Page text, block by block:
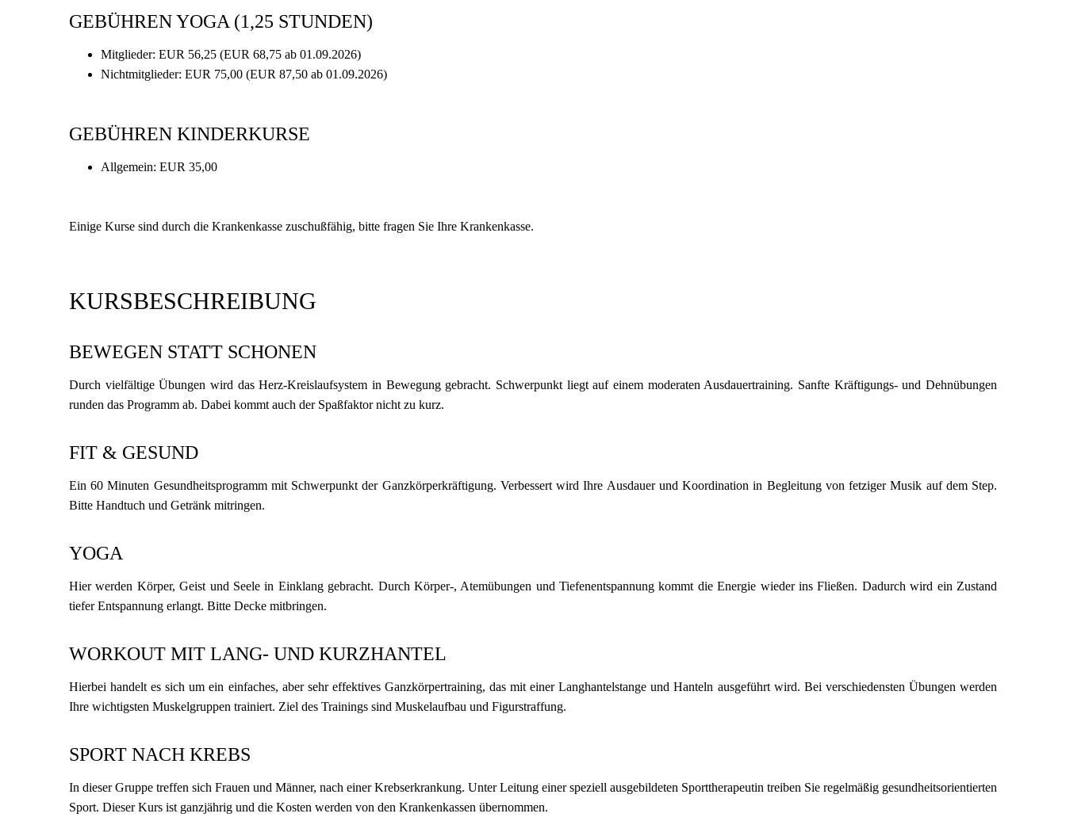
GEBÜHREN YOGA (1,25 STUNDEN)
Mitglieder: EUR 56,25 (EUR 68,75 ab 01.09.2026)
Nichtmitglieder: EUR 75,00 (EUR 87,50 ab 01.09.2026)
GEBÜHREN KINDERKURSE
Allgemein: EUR 35,00
Einige Kurse sind durch die Krankenkasse zuschußfähig, bitte fragen Sie Ihre Krankenkasse.
KURSBESCHREIBUNG
BEWEGEN STATT SCHONEN
Durch vielfältige Übungen wird das Herz-Kreislaufsystem in Bewegung gebracht. Schwerpunkt liegt auf einem moderaten Ausdauertraining. Sanfte Kräftigungs- und Dehnübungen
runden das Programm ab. Dabei kommt auch der Spaßfaktor nicht zu kurz.
FIT & GESUND
Ein 60 Minuten Gesundheitsprogramm mit Schwerpunkt der Ganzkörperkräftigung. Verbessert wird Ihre Ausdauer und Koordination in Begleitung von fetziger Musik auf dem Step.
Bitte Handtuch und Getränk mitringen.
YOGA
Hier werden Körper, Geist und Seele in Einklang gebracht. Durch Körper-, Atemübungen und Tiefenentspannung kommt die Energie wieder ins Fließen. Dadurch wird ein Zustand
tiefer Entspannung erlangt. Bitte Decke mitbringen.
WORKOUT MIT LANG- UND KURZHANTEL
Hierbei handelt es sich um ein einfaches, aber sehr effektives Ganzkörpertraining, das mit einer Langhantelstange und Hanteln ausgeführt wird. Bei verschiedensten Übungen werden
Ihre wichtigsten Muskelgruppen trainiert. Ziel des Trainings sind Muskelaufbau und Figurstraffung.
SPORT NACH KREBS
In dieser Gruppe treffen sich Frauen und Männer, nach einer Krebserkrankung. Unter Leitung einer speziell ausgebildeten Sporttherapeutin treiben Sie regelmäßig gesundheitsorientierten
Sport. Dieser Kurs ist ganzjährig und die Kosten werden von den Krankenkassen übernommen.